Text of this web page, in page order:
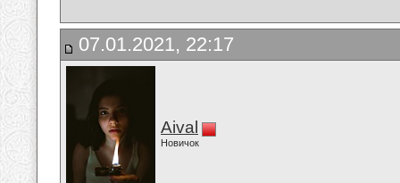
07.01.2021, 22:17
Aival
Новичок